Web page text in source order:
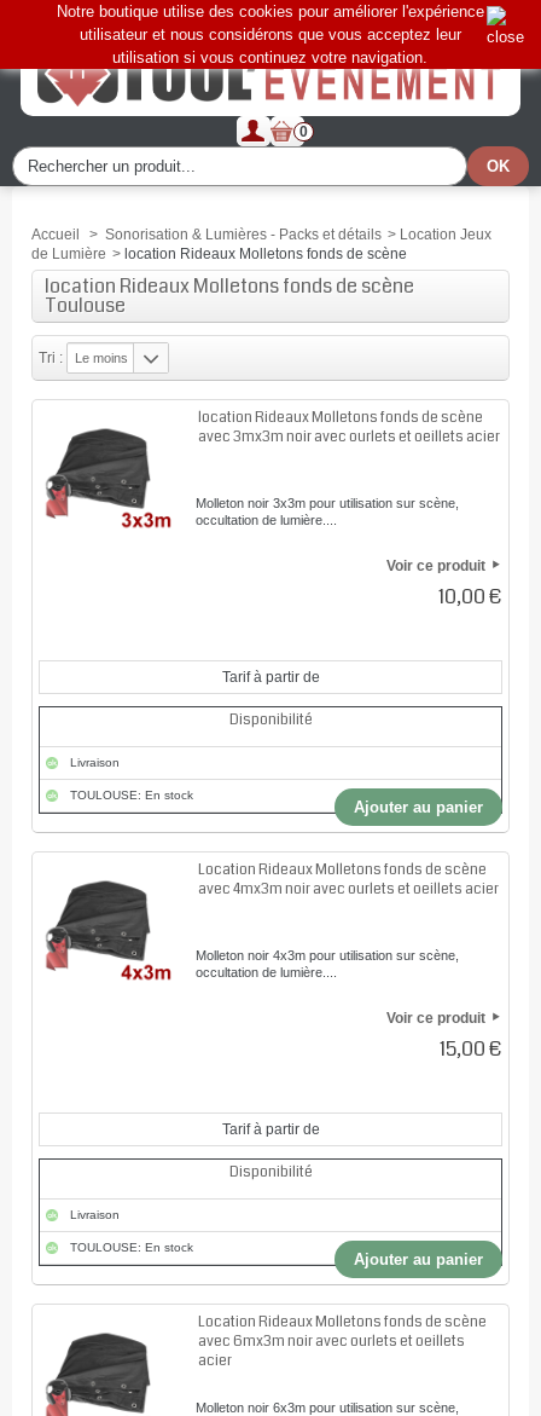
0
Notre boutique utilise des cookies pour améliorer l'expérience
utilisateur et nous considérons que vous acceptez leur
utilisation si vous continuez votre navigation.
Accueil > Sonorisation & Lumières - Packs et détails > Location Jeux
de Lumière > location Rideaux Molletons fonds de scène
location Rideaux Molletons fonds de scène
Toulouse
Tri :
Le moins
location Rideaux Molletons fonds de scène
avec 3mx3m noir avec ourlets et oeillets acier
Molleton noir 3x3m pour utilisation sur scène,
occultation de lumière....
Voir ce produit
10,00 €
Tarif à partir de
Disponibilité
Livraison
TOULOUSE: En stock
Ajouter au panier
Location Rideaux Molletons fonds de scène
avec 4mx3m noir avec ourlets et oeillets acier
Molleton noir 4x3m pour utilisation sur scène,
occultation de lumière....
Voir ce produit
15,00 €
Tarif à partir de
Disponibilité
Livraison
TOULOUSE: En stock
Ajouter au panier
Location Rideaux Molletons fonds de scène
avec 6mx3m noir avec ourlets et oeillets
acier
Molleton noir 6x3m pour utilisation sur scène,